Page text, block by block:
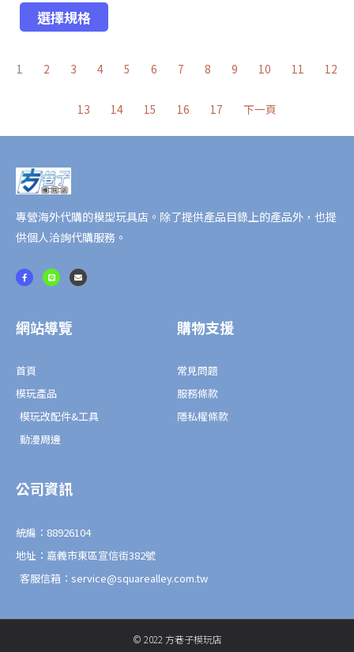
NT$17,827
NT$37,140
選擇規格
產
種
產
品
1 2 3 4 5 6 7 8 9 10 11 12
13 14 15 16 17 下一頁
專營海外代購的模型玩具店。除了提供產品目錄上的產品外，也提
供個人洽詢代購服務。
F
a
c
k
-
L
i
n
E
n
v
網站導覽
首頁
模玩產品
模玩改配件&工具
動漫周邊
購物支援
常見問題
服務條款
隱私權條款
公司資訊
統編：88926104
地址：嘉義市東區宣信街382號
客服信箱：service@squarealley.com.tw
© 2022 方巷子模玩店